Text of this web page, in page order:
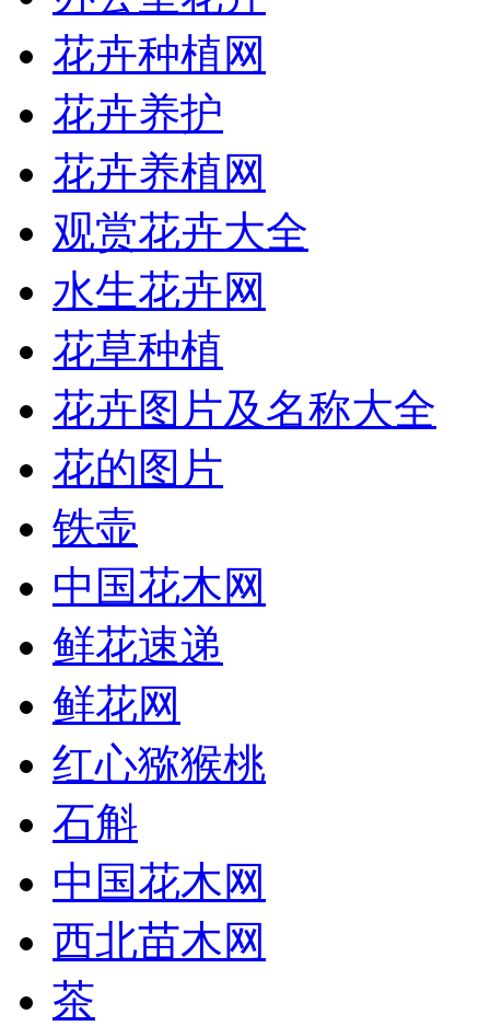
花卉种植网
花卉养护
花卉养植网
观赏花卉大全
水生花卉网
花草种植
花卉图片及名称大全
花的图片
铁壶
中国花木网
鲜花速递
鲜花网
红心猕猴桃
石斛
中国花木网
西北苗木网
茶